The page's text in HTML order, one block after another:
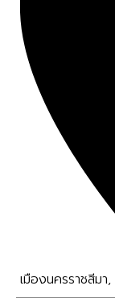
เมืองนครราชสีมา,